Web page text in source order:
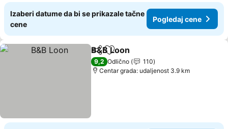
Izaberi datume da bi se prikazale tačne
cene
Pogledaj cene
Deli Dodati u favorite
B&B Loon
9,2 Odlično
110
Centar grada: udaljenost 3.9 km